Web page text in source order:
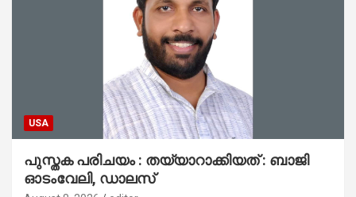
USA
പുസ്തക പരിചയം : തയ്യാറാക്കിയത് : ബാജി
ഓടംവേലി, ഡാലസ്